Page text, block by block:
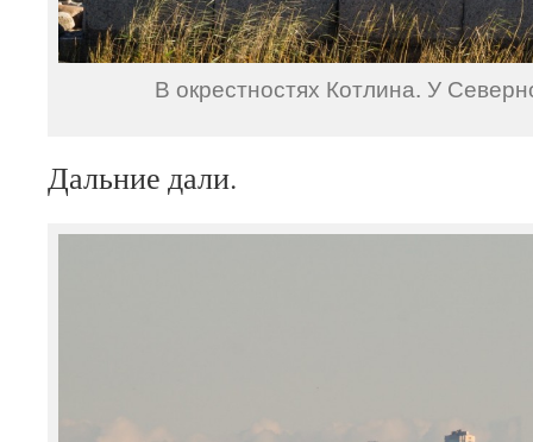
В окрестностях Котлина. У
Дальние дали.